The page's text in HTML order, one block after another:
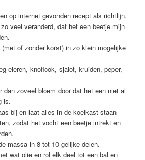
op internet gevonden recept als richtlijn.
veel veranderd, dat het een beetje mijn
of zonder korst) in zo klein mogelijke
eieren, knoflook, sjalot, kruiden, peper,
dan zoveel bloem door dat het een niet al
is.
bij en laat alles in de koelkast staan
zodat het vocht een beetje intrekt en
massa in 8 tot 10 gelijke delen.
wat olie en rol elk deel tot een bal en